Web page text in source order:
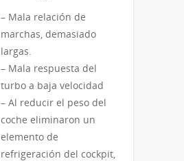
– Mala relación de
marchas, demasiado
largas.
– Mala respuesta del
turbo a baja velocidad
– Al reducir el peso del
coche eliminaron un
elemento de
refrigeración del cockpit,